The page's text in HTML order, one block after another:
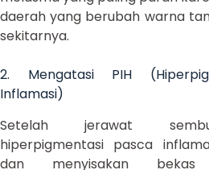
daerah yang berubah warna
sekitarnya.
2. Mengatasi PIH
Inflamasi)
Setelah jerawat
hiperpigmentasi pasca
dan menyisakan